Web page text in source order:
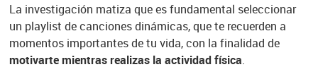
La investigación matiza que es fundamental seleccionar
un playlist de canciones dinámicas, que te recuerden a
momentos importantes de tu vida, con la finalidad de
motivarte mientras realizas la actividad física.